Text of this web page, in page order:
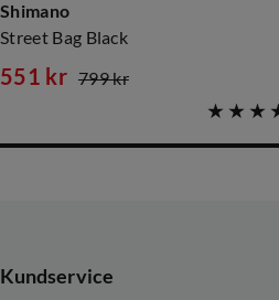
Shimano
Street Bag Black
551 kr 799 kr
Kundservice